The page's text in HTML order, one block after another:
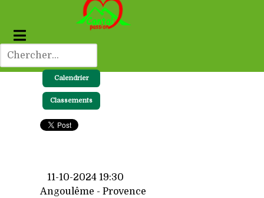
Calendrier
Classements
11-10-2024 19:30
Angoulême - Provence